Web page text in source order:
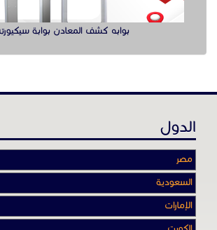
عن موقع حراج خدمة
أدواتنا ومهاراتنا تميّـزنا للربط
والشـاري بشكل مجاني
والخـدمـات أينمـــا أرادوا